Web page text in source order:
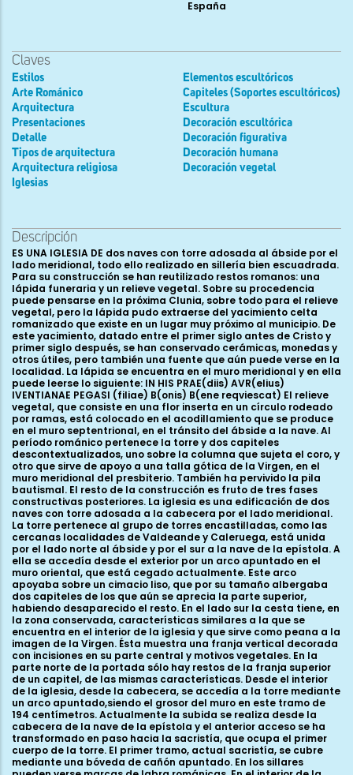
España
Claves
Estilos
Arte Románico
Arquitectura
Presentaciones
Detalle
Tipos de arquitectura
Arquitectura religiosa
Iglesias
Elementos escultóricos
Capiteles (Soportes escultóricos)
Escultura
Decoración escultórica
Decoración figurativa
Decoración humana
Decoración vegetal
Descripción
ES UNA IGLESIA DE dos naves con torre adosada al ábside por el
lado meridional, todo ello realizado en sillería bien escuadrada.
Para su construcción se han reutilizado restos romanos: una
lápida funeraria y un relieve vegetal. Sobre su procedencia
puede pensarse en la próxima Clunia, sobre todo para el relieve
vegetal, pero la lápida pudo extraerse del yacimiento celta
romanizado que existe en un lugar muy próximo al municipio. De
este yacimiento, datado entre el primer siglo antes de Cristo y
primer siglo después, se han conservado cerámicas, monedas y
otros útiles, pero también una fuente que aún puede verse en la
localidad. La lápida se encuentra en el muro meridional y en ella
puede leerse lo siguiente: IN HIS PRAE(diis) AVR(elius)
IVENTIANAE PEGASI (filiae) B(onis) B(ene reqviescat) El relieve
vegetal, que consiste en una flor inserta en un círculo rodeado
por ramas, está colocado en el acodillamiento que se produce
en el muro septentrional, en el tránsito del ábside a la nave. Al
período románico pertenece la torre y dos capiteles
descontextualizados, uno sobre la columna que sujeta el coro, y
otro que sirve de apoyo a una talla gótica de la Virgen, en el
muro meridional del presbiterio. También ha pervivido la pila
bautismal. El resto de la construcción es fruto de tres fases
constructivas posteriores. La iglesia es una edificación de dos
naves con torre adosada a la cabecera por el lado meridional.
La torre pertenece al grupo de torres encastilladas, como las
cercanas localidades de Valdeande y Caleruega, está unida
por el lado norte al ábside y por el sur a la nave de la epístola. A
ella se accedía desde el exterior por un arco apuntado en el
muro oriental, que está cegado actualmente. Este arco
apoyaba sobre un cimacio liso, que por su tamaño albergaba
dos capiteles de los que aún se aprecia la parte superior,
habiendo desaparecido el resto. En el lado sur la cesta tiene, en
la zona conservada, características similares a la que se
encuentra en el interior de la iglesia y que sirve como peana a la
imagen de la Virgen. Ésta muestra una franja vertical decorada
con incisiones en su parte central y motivos vegetales. En la
parte norte de la portada sólo hay restos de la franja superior
de un capitel, de las mismas características. Desde el interior
de la iglesia, desde la cabecera, se accedía a la torre mediante
un arco apuntado,siendo el grosor del muro en este tramo de
194 centímetros. Actualmente la subida se realiza desde la
cabecera de la nave de la epístola y el anterior acceso se ha
transformado en paso hacia la sacristía, que ocupa el primer
cuerpo de la torre. El primer tramo, actual sacristía, se cubre
mediante una bóveda de cañón apuntado. En los sillares